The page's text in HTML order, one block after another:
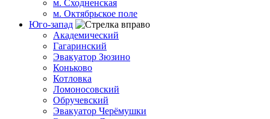
м. Сходненская
м. Октябрьское поле
Юго-запад
Академический
Гагаринский
Эвакуатор Зюзино
Коньково
Котловка
Ломоносовский
Обручевский
Эвакуатор Черёмушки